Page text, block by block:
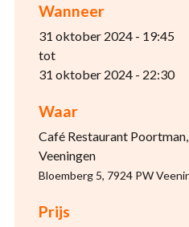
Wanneer
31 oktober 2024 - 19:45
tot
31 oktober 2024 - 22:30
Waar
Café Restaurant
Veeningen
Bloemberg 5, 7924 PW
Prijs